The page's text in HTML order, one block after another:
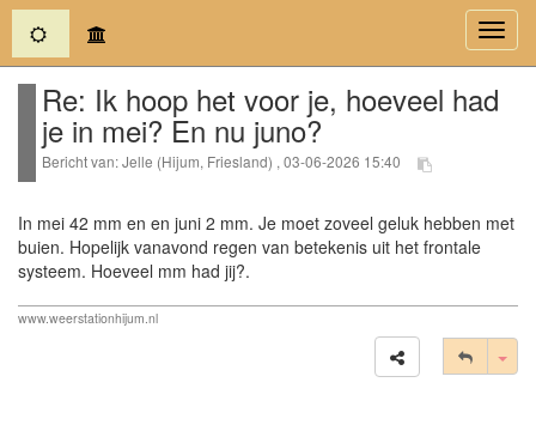
(current)
Re: Ik hoop het voor je, hoeveel had
je in mei? En nu juno?
Bericht van: Jelle (Hijum, Friesland) , 03-06-2026 15:40
In mei 42 mm en en juni 2 mm. Je moet zoveel geluk hebben met
buien. Hopelijk vanavond regen van betekenis uit het frontale
systeem. Hoeveel mm had jij?.
www.weerstationhijum.nl